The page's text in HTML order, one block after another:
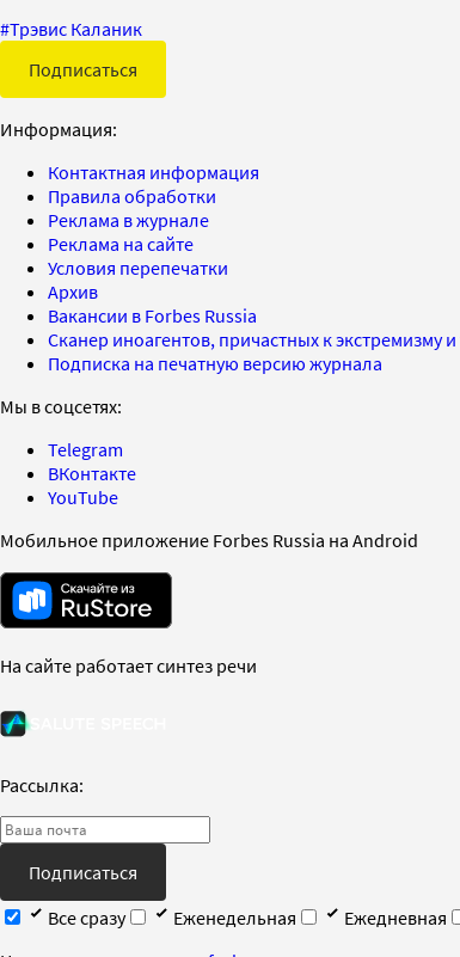
#Трэвис Каланик
Подписаться
Информация:
Контактная информация
Правила обработки
Реклама в журнале
Реклама на сайте
Условия перепечатки
Архив
Вакансии в Forbes Russia
Сканер иноагентов, причастных к
Подписка на печатную версию журнала
Мы в соцсетях:
Telegram
ВКонтакте
YouTube
Мобильное приложение Forbes Russia на Android
На сайте работает синтез речи
Рассылка:
Подписаться
Все сразу
Еженедельная Ежедневная